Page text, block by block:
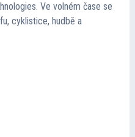
Ve volném čase se
cyklistice, hudbě a